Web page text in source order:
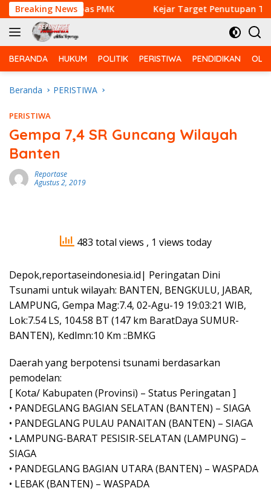
Langsung
ke
konten
Breaking News
Sapi Bebas PMK Kejar Target Penutupan TMMD
BERANDA HUKUM POLITIK PERISTIWA PENDIDIKAN
Beranda PERISTIWA
PERISTIWA
Gempa 7,4 SR Guncang Wilayah
Banten
Reportase
Agustus 2, 2019
483 total views , 1 views today
Depok,reportaseindonesia.id| Peringatan Dini
Tsunami untuk wilayah: BANTEN, BENGKULU, JABAR,
LAMPUNG, Gempa Mag:7.4, 02-Agu-19 19:03:21 WIB,
Lok:7.54 LS, 104.58 BT (147 km BaratDaya SUMUR-
BANTEN), Kedlmn:10 Km ::BMKG
Daerah yang berpotensi tsunami berdasarkan
pemodelan:
[ Kota/ Kabupaten (Provinsi) – Status Peringatan ]
• PANDEGLANG BAGIAN SELATAN (BANTEN) – SIAGA
• PANDEGLANG PULAU PANAITAN (BANTEN) – SIAGA
• LAMPUNG-BARAT PESISIR-SELATAN (LAMPUNG) –
SIAGA
• PANDEGLANG BAGIAN UTARA (BANTEN) – WASPADA
• LEBAK (BANTEN) – WASPADA